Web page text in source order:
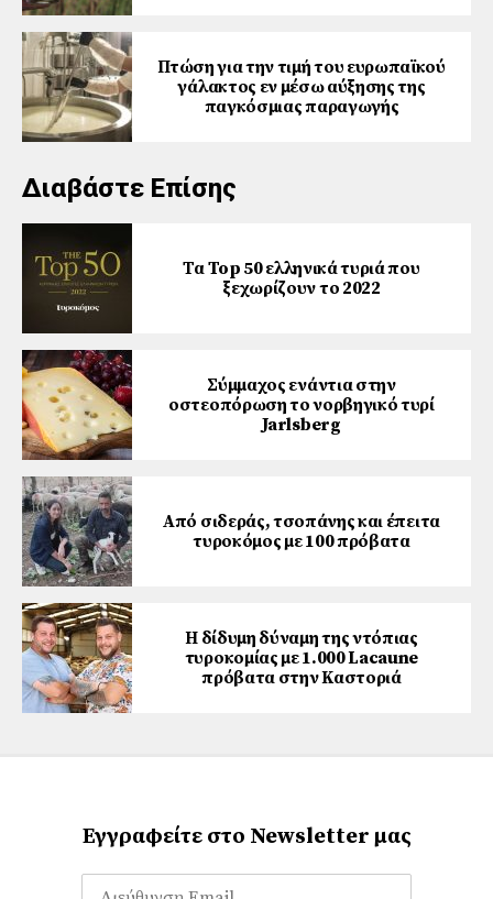
Πτώση για την τιμή του ευρωπαϊκού
γάλακτος εν μέσω αύξησης της
παγκόσμιας παραγωγής
Διαβάστε Επίσης
Τα Top 50 ελληνικά τυριά που
ξεχωρίζουν το 2022
Σύμμαχος ενάντια στην
οστεοπόρωση το νορβηγικό τυρί
Jarlsberg
Από σιδεράς, τσοπάνης και έπειτα
τυροκόμος με 100 πρόβατα
Η δίδυμη δύναμη της ντόπιας
τυροκομίας με 1.000 Lacaune
πρόβατα στην Καστοριά
Εγγραφείτε στο Newsletter μας